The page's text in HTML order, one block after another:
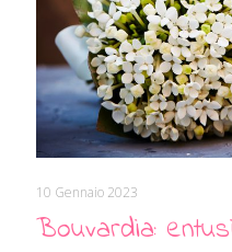
10 Gennaio 2023
Bouvardia: